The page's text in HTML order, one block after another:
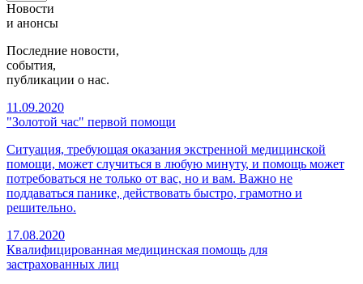
Новости
и анонсы
Последние новости,
события,
публикации о нас.
11.09.2020
"Золотой час" первой помощи
Ситуация, требующая оказания экстренной медицинской
помощи, может случиться в любую минуту, и помощь может
потребоваться не только от вас, но и вам. Важно не
поддаваться панике, действовать быстро, грамотно и
решительно.
17.08.2020
Квалифицированная медицинская помощь для
застрахованных лиц